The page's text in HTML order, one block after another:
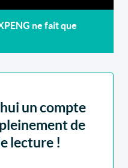
ne fait que
un compte
de
lecture !